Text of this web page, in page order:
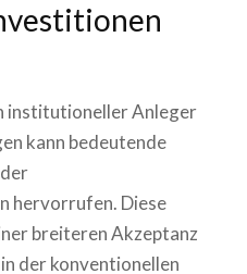
institutioneller Anleger
kann bedeutende
hervorrufen. Diese
breiteren Akzeptanz
der konventionellen